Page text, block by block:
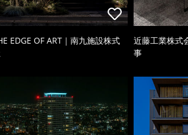
EDGE OF ART｜南九施設株式
近藤工業株
事